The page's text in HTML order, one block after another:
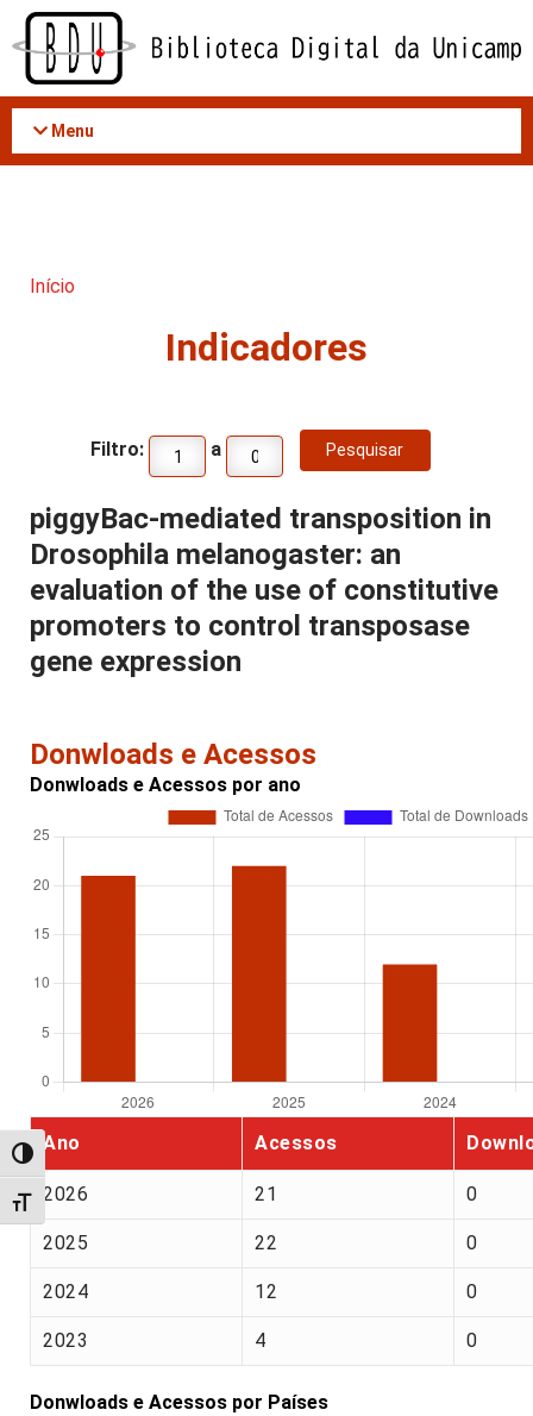
Acessar
conteúdo
Alternar alto contraste
Alternar tamanho da fonte
Menu
Início
Indicadores
Filtro: a
piggyBac-mediated transposition in
Drosophila melanogaster: an
evaluation of the use of constitutive
promoters to control transposase
gene expression
Donwloads e Acessos
Donwloads e Acessos por ano
Ano Acessos
2026 21 0
2025 22 0
2024 12 0
2023 4 0
Donwloads e Acessos por Países